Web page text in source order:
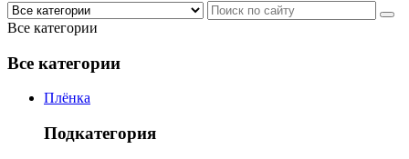
Все категории
Все категории
Плёнка
Подкатегория